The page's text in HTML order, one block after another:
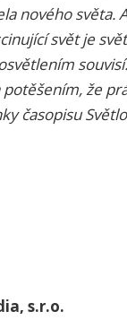
nového světa.
svět je
potěšením, že
časopisu
s.r.o.